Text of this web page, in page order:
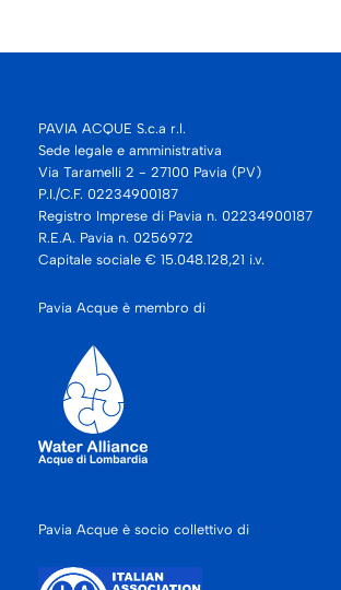
PAVIA ACQUE S.c.a r.l.
Sede legale e amministrativa
Via Taramelli 2 - 27100 Pavia (PV)
P.I./C.F. 02234900187
Registro Imprese di Pavia n. 02234900187
R.E.A. Pavia n. 0256972
Capitale sociale € 15.048.128,21 i.v.
Pavia Acque è membro di
Pavia Acque è socio collettivo di